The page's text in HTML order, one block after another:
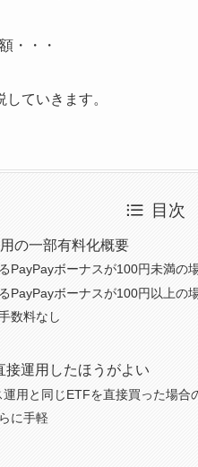
・・・
ていきます。
目次
の一部有料化概要
PayPayボーナスが100円未満の
PayPayボーナスが100円以上の
数料なし
接運用したほうがよい
運用と同じETFを直接買った場合
に手軽